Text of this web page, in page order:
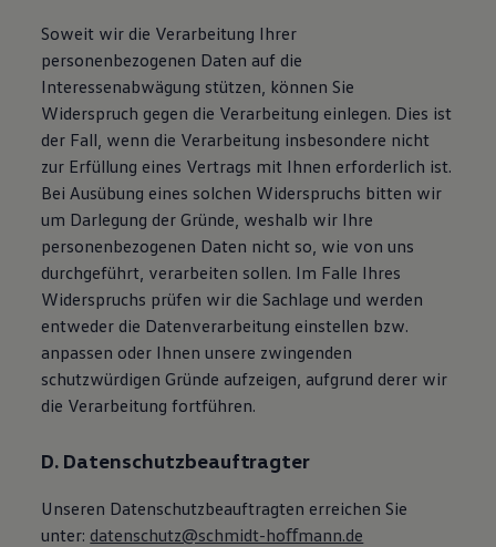
Soweit wir die Verarbeitung Ihrer
personenbezogenen Daten auf die
Interessenabwägung stützen, können Sie
Widerspruch gegen die Verarbeitung einlegen. Dies ist
der Fall, wenn die Verarbeitung insbesondere nicht
zur Erfüllung eines Vertrags mit Ihnen erforderlich ist.
Bei Ausübung eines solchen Widerspruchs bitten wir
um Darlegung der Gründe, weshalb wir Ihre
personenbezogenen Daten nicht so, wie von uns
durchgeführt, verarbeiten sollen. Im Falle Ihres
Widerspruchs prüfen wir die Sachlage und werden
entweder die Datenverarbeitung einstellen bzw.
anpassen oder Ihnen unsere zwingenden
schutzwürdigen Gründe aufzeigen, aufgrund derer wir
die Verarbeitung fortführen.
D. Datenschutzbeauftragter
Unseren Datenschutzbeauftragten erreichen Sie
unter: datenschutz@schmidt-hoﬀmann.de